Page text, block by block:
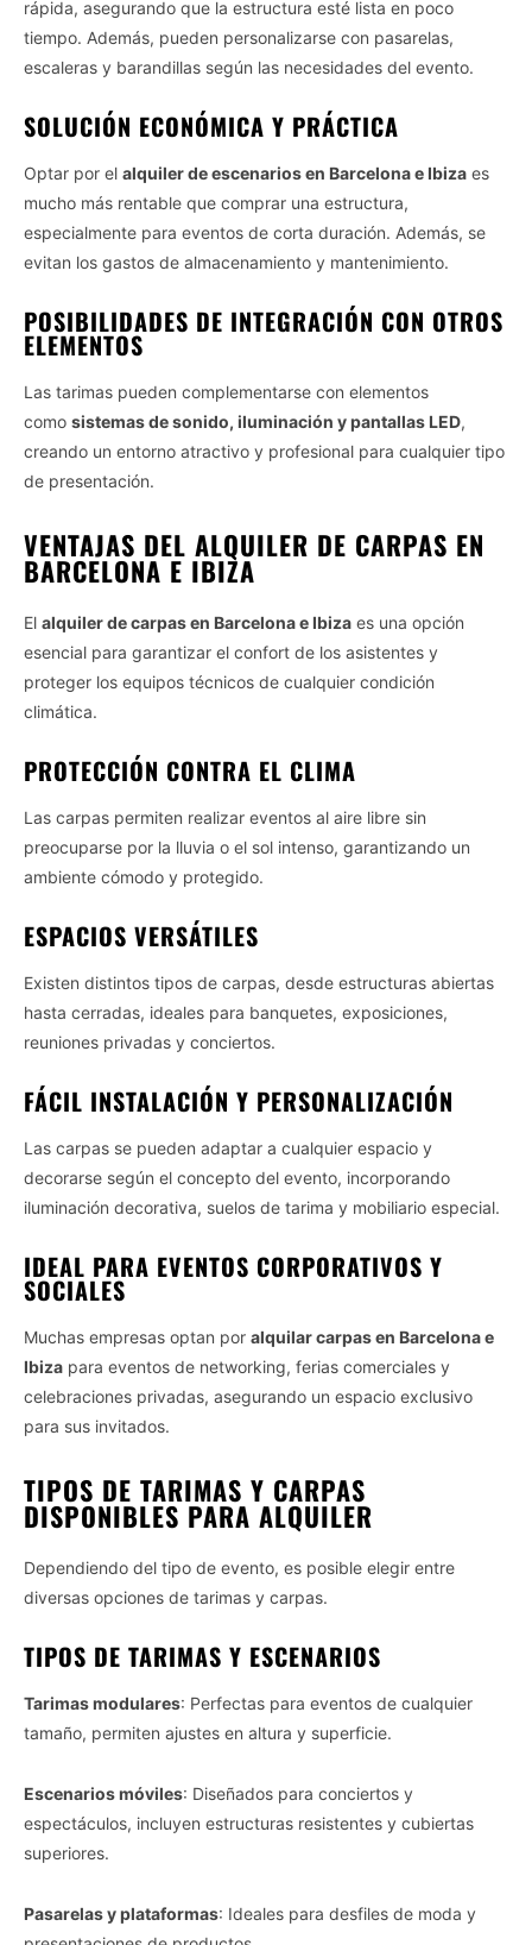
rápida, asegurando que la estructura esté lista en poco
tiempo. Además, pueden personalizarse con pasarelas,
escaleras y barandillas según las necesidades del evento.
SOLUCIÓN ECONÓMICA Y PRÁCTICA
Optar por el alquiler de escenarios en Barcelona e Ibiza es
mucho más rentable que comprar una estructura,
especialmente para eventos de corta duración. Además, se
evitan los gastos de almacenamiento y mantenimiento.
POSIBILIDADES DE INTEGRACIÓN CON OTROS
ELEMENTOS
Las tarimas pueden complementarse con elementos
como sistemas de sonido, iluminación y pantallas LED,
creando un entorno atractivo y profesional para cualquier tipo
de presentación.
VENTAJAS DEL ALQUILER DE CARPAS EN
BARCELONA E IBIZA
El alquiler de carpas en Barcelona e Ibiza es una opción
esencial para garantizar el confort de los asistentes y
proteger los equipos técnicos de cualquier condición
climática.
PROTECCIÓN CONTRA EL CLIMA
Las carpas permiten realizar eventos al aire libre sin
preocuparse por la lluvia o el sol intenso, garantizando un
ambiente cómodo y protegido.
ESPACIOS VERSÁTILES
Existen distintos tipos de carpas, desde estructuras abiertas
hasta cerradas, ideales para banquetes, exposiciones,
reuniones privadas y conciertos.
FÁCIL INSTALACIÓN Y PERSONALIZACIÓN
Las carpas se pueden adaptar a cualquier espacio y
decorarse según el concepto del evento, incorporando
iluminación decorativa, suelos de tarima y mobiliario especial.
IDEAL PARA EVENTOS CORPORATIVOS Y
SOCIALES
Muchas empresas optan por alquilar carpas en Barcelona e
Ibiza para eventos de networking, ferias comerciales y
celebraciones privadas, asegurando un espacio exclusivo
para sus invitados.
TIPOS DE TARIMAS Y CARPAS
DISPONIBLES PARA ALQUILER
Dependiendo del tipo de evento, es posible elegir entre
diversas opciones de tarimas y carpas.
TIPOS DE TARIMAS Y ESCENARIOS
Tarimas modulares: Perfectas para eventos de cualquier
tamaño, permiten ajustes en altura y superficie.
Escenarios móviles: Diseñados para conciertos y
espectáculos, incluyen estructuras resistentes y cubiertas
superiores.
Pasarelas y plataformas: Ideales para desfiles de moda y